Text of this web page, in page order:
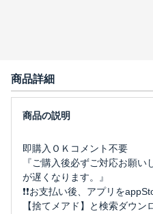
商品詳細
即購入ＯＫコメント不要
『ご購入後必ずご対応お願
が遅くなります。』
❗️❗️お支払い後、アプリを
【捨てメアド】と検索ダウ